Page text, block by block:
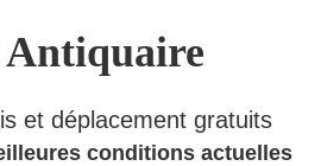
Antiquaire
et déplacement gratuits
conditions actuelles